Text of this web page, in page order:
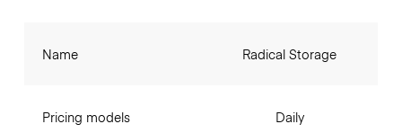
Name
Pricing models
Radical Storage
Daily